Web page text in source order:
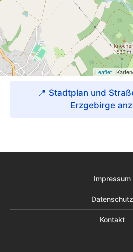
📍 Stadtplan und
Erzgebirge
Impressum
Datenschutz
Kontakt